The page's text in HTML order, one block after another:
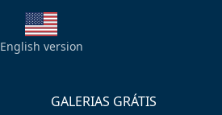
English version
GALERIAS GRÁTIS